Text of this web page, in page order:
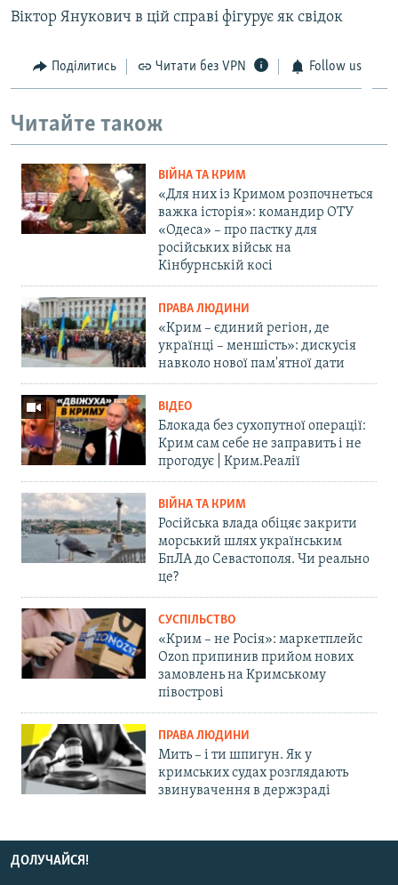
Віктор Янукович в цій справі фігурує як свідок
Поділитись Читати без VPN Follow us
Читайте також
ВІЙНА ТА КРИМ
«Для них із Кримом розпочнеться
важка історія»: командир ОТУ
«Одеса» – про пастку для
російських військ на
Кінбурнській косі
ПРАВА ЛЮДИНИ
«Крим – єдиний регіон, де
українці – меншість»: дискусія
навколо нової пам'ятної дати
ВІДЕО
Блокада без сухопутної операції:
Крим сам себе не заправить і не
прогодує | Крим.Реалії
ВІЙНА ТА КРИМ
Російська влада обіцяє закрити
морський шлях українським
БпЛА до Севастополя. Чи реально
це?
СУСПІЛЬСТВО
«Крим – не Росія»: маркетплейс
Ozon припинив прийом нових
замовлень на Кримському
півострові
ПРАВА ЛЮДИНИ
Мить – і ти шпигун. Як у
кримських судах розглядають
звинувачення в держзраді
ДОЛУЧАЙСЯ!